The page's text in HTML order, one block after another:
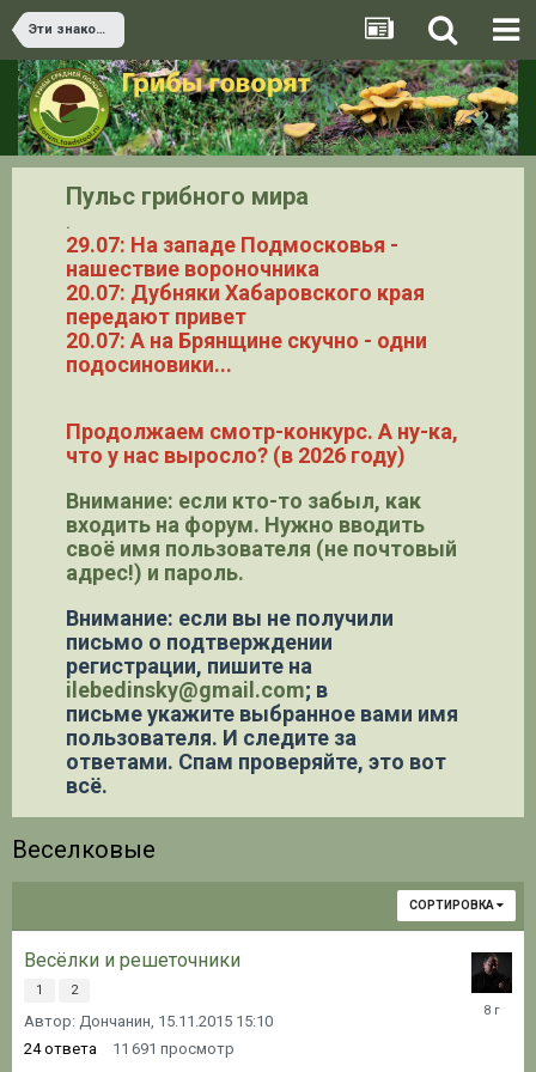
Эти знакомые и незнакомые грибы
Пульс грибного мира
.
29.07: На западе Подмосковья -
нашествие вороночника
20.07: Дубняки Хабаровского края
передают привет
20.07: А на Брянщине скучно - одни
подосиновики...
Продолжаем смотр-конкурс. А ну-ка,
что у нас выросло? (в 2026 году)
Внимание: если кто-то забыл, как
входить на форум. Нужно вводить
своё имя пользователя (не почтовый
адрес!) и пароль.
Внимание: если вы не получили
письмо о подтверждении
регистрации, пишите на
ilebedinsky@gmail.com; в
письме укажите выбранное вами имя
пользователя. И следите за
ответами. Спам проверяйте, это вот
всё.
Веселковые
СОРТИРОВКА
Весёлки и решеточники
1 2
Автор: Дончанин, 15.11.2015 15:10
24 ответа 11 691 просмотр